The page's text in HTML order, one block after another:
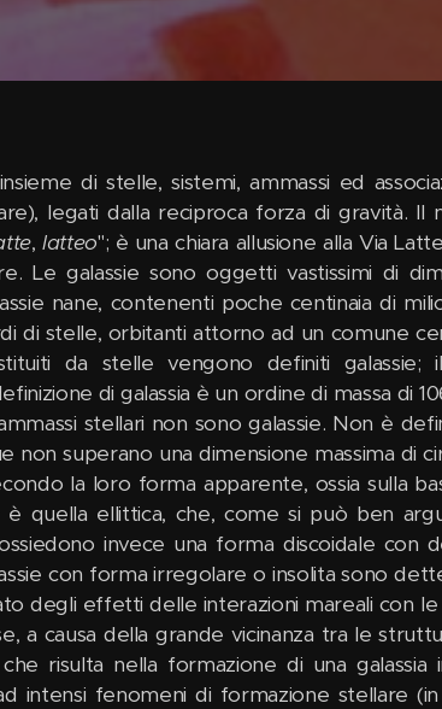
di stelle, sistemi, ammassi ed
legati dalla reciproca forza di gravità. Il
,latteo"; è una chiara allusione alla Via
Le galassie sono oggetti vastissimi di
nane, contenenti poche centinaia di
di stelle, orbitanti attorno ad un comune
da stelle vengono definiti galassie;
di galassia è un ordine di massa di
stellari non sono galassie. Non è
non superano una dimensione massima di
la loro forma apparente, ossia sulla
quella ellittica, che, come si può ben
invece una forma discoidale con
con forma irregolare o insolita sono
degli effetti delle interazioni mareali con le
a causa della grande vicinanza tra le
risulta nella formazione di una
intensi fenomeni di formazione stellare